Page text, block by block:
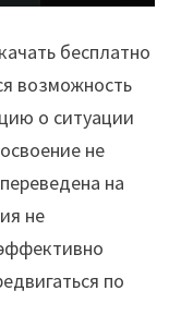
бесплатно
возможность
о ситуации
не
на
не
по